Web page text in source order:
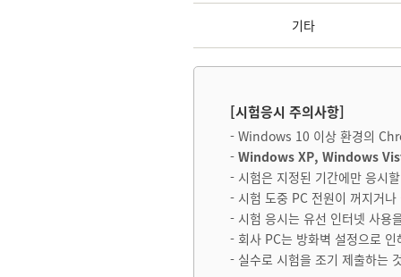
기타
[시험응시 주의사항]
- Windows 10 이상 환경의
- Windows XP, Windows
- 시험은 지정된 기간에만 응시
- 시험 도중 PC 전원이 꺼지거
- 시험 응시는 유선 인터넷 사용
- 회사 PC는 방화벽 설정으로
- 실수로 시험을 조기 제출하는